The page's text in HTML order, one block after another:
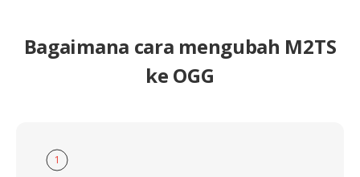
Bagaimana cara mengubah M2TS
ke OGG
1